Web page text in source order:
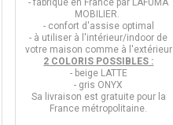
- fabriqué en France par LAFUMA
MOBILIER.
- confort d'assise optimal
- à utiliser à l'intérieur/indoor de
votre maison comme à l'extérieur
2 COLORIS POSSIBLES :
- beige LATTE
- gris ONYX
Sa livraison est gratuitepour la
France métropolitaine.